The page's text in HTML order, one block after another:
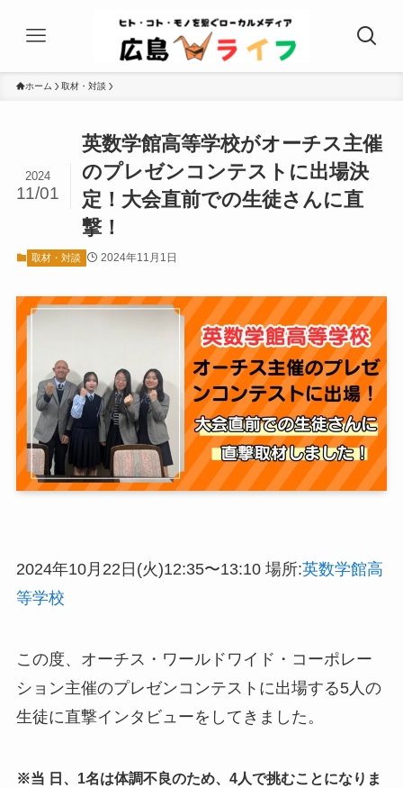
ホーム 取材・対談
英数学館高等学校がオーチス主催
のプレゼンコンテストに出場決
定！大会直前での生徒さんに直
撃！
2024
11/01
取材・対談 2024年11月1日
2024年10月22日(火)12:35〜13:10 場所:英数学館高
等学校
この度、オーチス・ワールドワイド・コーポレー
ション主催のプレゼンコンテストに出場する5人の
生徒に直撃インタビューをしてきました。
※当 日、1名は体調不良のため、4人で挑むことになりま